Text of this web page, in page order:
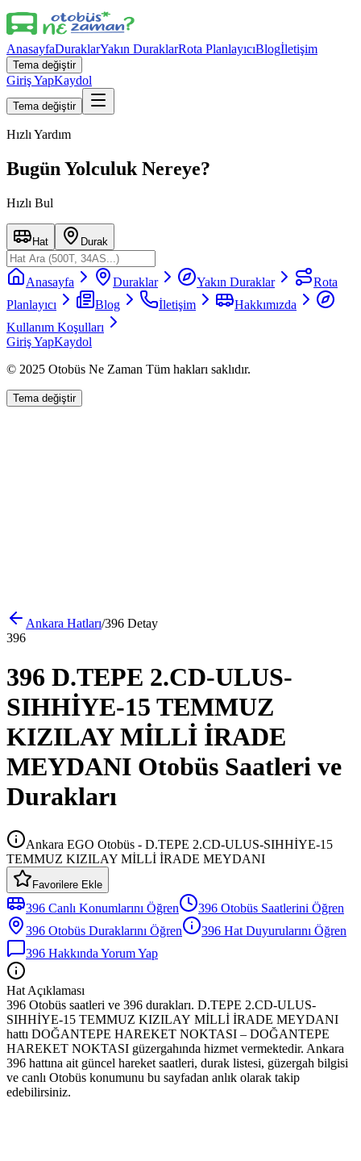
AnasayfaDuraklarYakın DuraklarRota PlanlayıcıBlogİletişim
Tema değiştir
Giriş YapKaydol
Tema değiştir
Hızlı Yardım
Bugün Yolculuk Nereye?
Hızlı Bul
Hat Durak
Anasayfa Duraklar Yakın Duraklar
Rota
Planlayıcı
Blog İletişim
Hakkımızda
Kullanım Koşulları
Giriş YapKaydol
© 2025 Otobüs Ne Zaman Tüm hakları saklıdır.
Tema değiştir
Ankara Hatları/396 Detay
396
396 D.TEPE 2.CD-ULUS-
SIHHİYE-15 TEMMUZ
KIZILAY MİLLİ İRADE
MEYDANI Otobüs Saatleri ve
Durakları
Ankara EGO Otobüs - D.TEPE 2.CD-ULUS-SIHHİYE-15
TEMMUZ KIZILAY MİLLİ İRADE MEYDANI
Favorilere Ekle
396 Canlı Konumlarını Öğren 396 Otobüs Saatlerini Öğren
396 Otobüs Duraklarını Öğren 396 Hat Duyurularını Öğren
396 Hakkında Yorum Yap
Hat Açıklaması
396 Otobüs saatleri ve 396 durakları. D.TEPE 2.CD-ULUS-
SIHHİYE-15 TEMMUZ KIZILAY MİLLİ İRADE MEYDANI
hattı DOĞANTEPE HAREKET NOKTASI – DOĞANTEPE
HAREKET NOKTASI güzergahında hizmet vermektedir. Ankara
396 hattına ait güncel hareket saatleri, durak listesi, güzergah bilgisi
ve canlı Otobüs konumunu bu sayfadan anlık olarak takip
edebilirsiniz.